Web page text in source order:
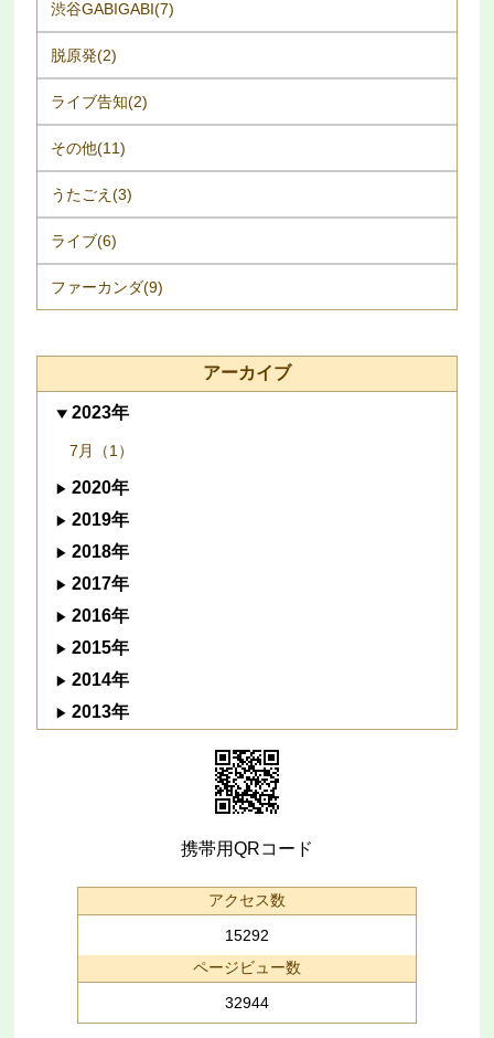
渋谷GABIGABI(7)
脱原発(2)
ライブ告知(2)
その他(11)
うたごえ(3)
ライブ(6)
ファーカンダ(9)
アーカイブ
2023年
7月（1）
2020年
2019年
2018年
2017年
2016年
2015年
2014年
2013年
携帯用QRコード
アクセス数
15292
ページビュー数
32944